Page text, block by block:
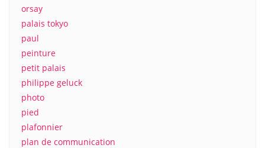
orsay
palais tokyo
paul
peinture
petit palais
philippe geluck
photo
pied
plafonnier
plan de communication